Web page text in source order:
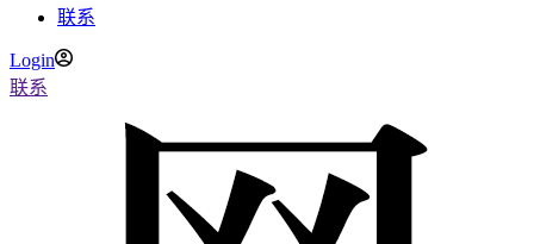
联系
Login
联系